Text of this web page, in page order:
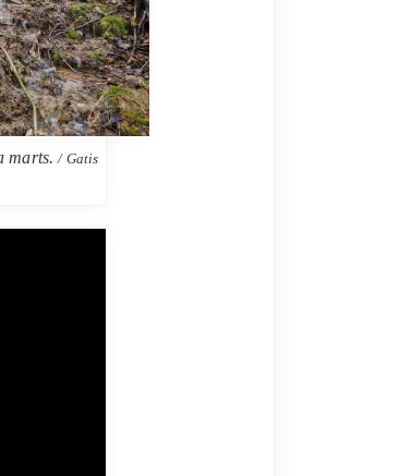
marts./ Gatis